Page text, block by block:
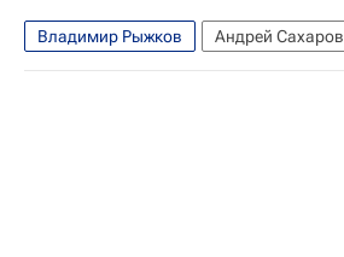
Владимир Рыжков
Андрей Сахаров
Москва
Сергей Собянин